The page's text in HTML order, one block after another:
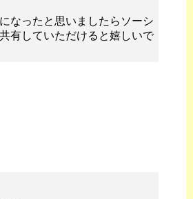
なったと思いましたらソーシ
有していただけると嬉しいで